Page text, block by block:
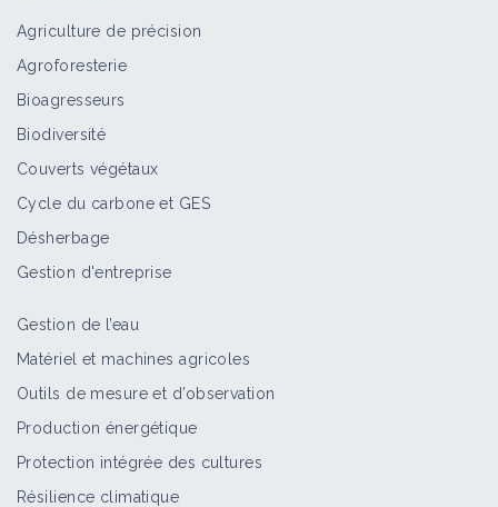
Agriculture de précision
Agroforesterie
Bioagresseurs
Biodiversité
Couverts végétaux
Cycle du carbone et GES
Désherbage
Gestion d'entreprise
Gestion de l’eau
Matériel et machines agricoles
Outils de mesure et d’observation
Production énergétique
Protection intégrée des cultures
Résilience climatique